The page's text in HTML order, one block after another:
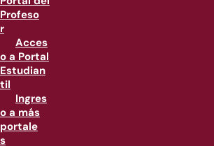
Profeso
r
Acces
o a Portal
Estudian
til
Ingres
o a más
portale
s